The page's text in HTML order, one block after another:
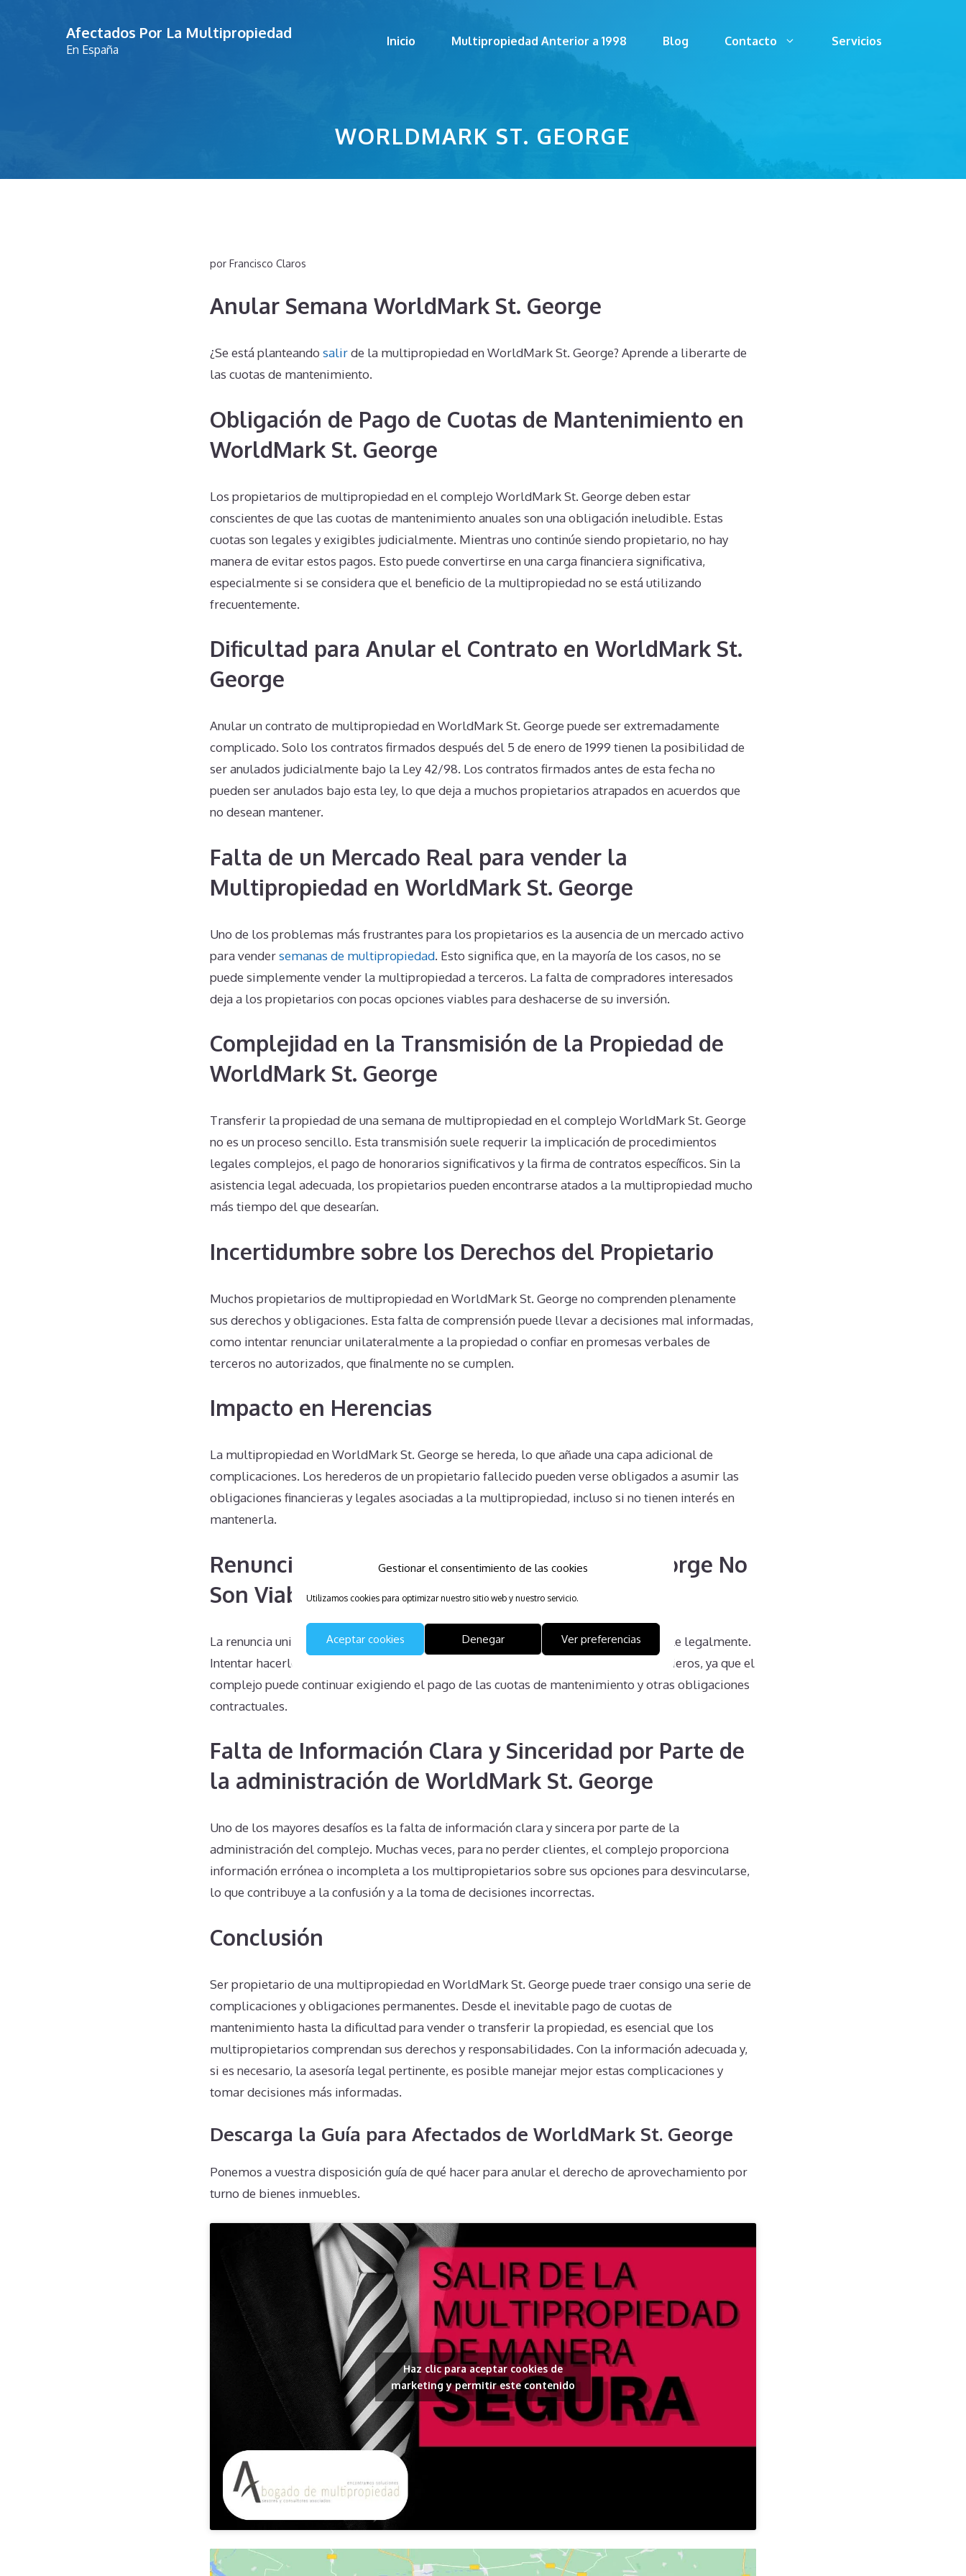
Gestionar el consentimiento de las cookies
Utilizamos cookies para optimizar nuestro sitio web y nuestro servicio.
Aceptar cookies Denegar Ver preferencias
Afectados Por La Multipropiedad
En España
Inicio Multipropiedad Anterior a 1998 Blog Contacto Servicios
WORLDMARK ST. GEORGE
por Francisco Claros
Anular Semana WorldMark St. George
¿Se está planteando salirde la multipropiedad en WorldMark St. George? Aprende a liberarte de
las cuotas de mantenimiento.
Obligación de Pago de Cuotas de Mantenimiento en
WorldMark St. George
Los propietarios de multipropiedad en el complejo WorldMark St. George deben estar
conscientes de que las cuotas de mantenimiento anuales son una obligación ineludible. Estas
cuotas son legales y exigibles judicialmente. Mientras uno continúe siendo propietario, no hay
manera de evitar estos pagos. Esto puede convertirse en una carga financiera significativa,
especialmente si se considera que el beneficio de la multipropiedad no se está utilizando
frecuentemente.
Dificultad para Anular el Contrato en WorldMark St.
George
Anular un contrato de multipropiedad en WorldMark St. George puede ser extremadamente
complicado. Solo los contratos firmados después del 5 de enero de 1999 tienen la posibilidad de
ser anulados judicialmente bajo la Ley 42/98. Los contratos firmados antes de esta fecha no
pueden ser anulados bajo esta ley, lo que deja a muchos propietarios atrapados en acuerdos que
no desean mantener.
Falta de un Mercado Real para vender la
Multipropiedad en WorldMark St. George
Uno de los problemas más frustrantes para los propietarios es la ausencia de un mercado activo
para vendersemanas de multipropiedad. Esto significa que, en la mayoría de los casos, no se
puede simplemente vender la multipropiedad a terceros. La falta de compradores interesados
deja a los propietarios con pocas opciones viables para deshacerse de su inversión.
Complejidad en la Transmisión de la Propiedad de
WorldMark St. George
Transferir la propiedad de una semana de multipropiedad en el complejo WorldMark St. George
no es un proceso sencillo. Esta transmisión suele requerir la implicación de procedimientos
legales complejos, el pago de honorarios significativos y la firma de contratos específicos. Sin la
asistencia legal adecuada, los propietarios pueden encontrarse atados a la multipropiedad mucho
más tiempo del que desearían.
Incertidumbre sobre los Derechos del Propietario
Muchos propietarios de multipropiedad en WorldMark St. George no comprenden plenamente
sus derechos y obligaciones. Esta falta de comprensión puede llevar a decisiones mal informadas,
como intentar renunciar unilateralmente a la propiedad o confiar en promesas verbales de
terceros no autorizados, que finalmente no se cumplen.
Impacto en Herencias
La multipropiedad en WorldMark St. George se hereda, lo que añade una capa adicional de
complicaciones. Los herederos de un propietario fallecido pueden verse obligados a asumir las
obligaciones financieras y legales asociadas a la multipropiedad, incluso si no tienen interés en
mantenerla.
Renuncias Unilaterales en WorldMark St. George No
Son Viables
La renuncia unilateral a la propiedad de una semana de multipropiedad no es posible legalmente.
Intentar hacerlo puede generarle al propietario aún más problemas legales y financieros, ya que el
complejo puede continuar exigiendo el pago de las cuotas de mantenimiento y otras obligaciones
contractuales.
Falta de Información Clara y Sinceridad por Parte de
la administración de WorldMark St. George
Uno de los mayores desafíos es la falta de información clara y sincera por parte de la
administración del complejo. Muchas veces, para no perder clientes, el complejo proporciona
información errónea o incompleta a los multipropietarios sobre sus opciones para desvincularse,
lo que contribuye a la confusión y a la toma de decisiones incorrectas.
Conclusión
Ser propietario de una multipropiedad en WorldMark St. George puede traer consigo una serie de
complicaciones y obligaciones permanentes. Desde el inevitable pago de cuotas de
mantenimiento hasta la dificultad para vender o transferir la propiedad, es esencial que los
multipropietarios comprendan sus derechos y responsabilidades. Con la información adecuada y,
si es necesario, la asesoría legal pertinente, es posible manejar mejor estas complicaciones y
tomar decisiones más informadas.
Descarga la Guía para Afectados de WorldMark St. George
Ponemos a vuestra disposición guía de qué hacer para anular el derecho de aprovechamiento por
turno de bienes inmuebles.
Haz clic para aceptar cookies de
marketing y permitir este contenido